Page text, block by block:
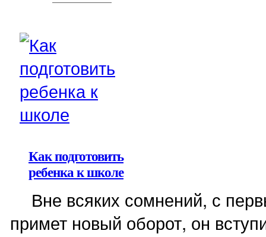
Как подготовить
ребенка к школе
Вне всяких сомнений, с
примет новый оборот, он